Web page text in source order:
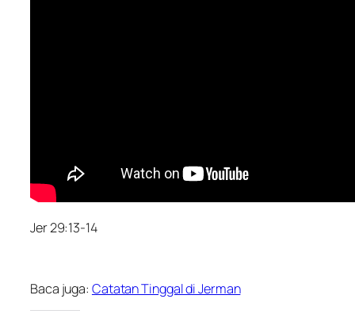
Jer 29:13-14
Baca juga: Catatan Tinggal di Jerman